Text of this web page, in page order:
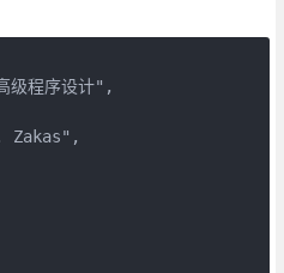
程序设计",
Zakas",